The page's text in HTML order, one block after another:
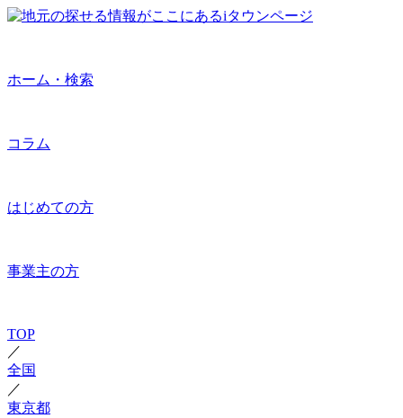
ホーム・検索
コラム
はじめての方
事業主の方
TOP
／
全国
／
東京都